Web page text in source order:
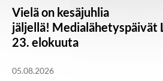
Vielä on kesäjuhlia
jäljellä! Medialähetyspäivät
23. elokuuta
05.08.2026